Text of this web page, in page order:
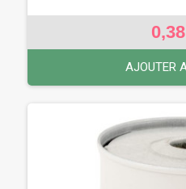
AJOUTER